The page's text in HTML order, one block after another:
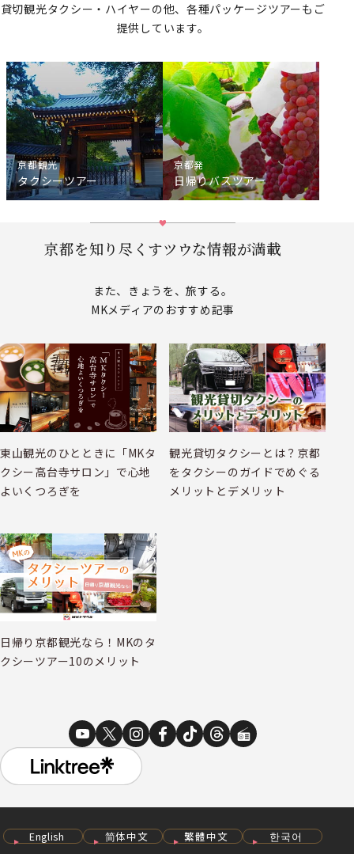
貸切観光タクシー・ハイヤーの他、各種パッケージツアーもご
提供しています。
京都観光
タクシーツアー
京都発
日帰りバスツアー
京都を知り尽くすツウな情報が満載
また、きょうを、旅する。
MKメディアのおすすめ記事
東山観光のひとときに「MKタ
クシー高台寺サロン」で心地
よいくつろぎを
観光貸切タクシーとは？京都
をタクシーのガイドでめぐる
メリットとデメリット
日帰り京都観光なら！MKのタ
クシーツアー10のメリット
English 简体中文 繁體中文 한국어